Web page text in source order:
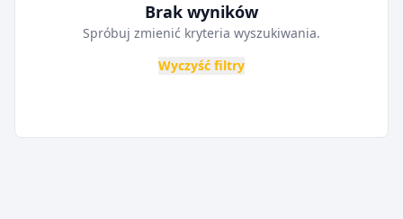
Brak wyników
Spróbuj zmienić kryteria wyszukiwania.
Wyczyść filtry